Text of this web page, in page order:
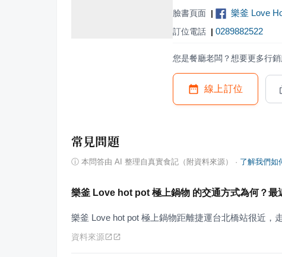
臉書頁面 | 樂釜 Love
訂位電話 | 0289882522
您是餐廳老闆？想要更多行
線上訂位
常見問題
ⓘ 本問答由 AI 整理自真實食記（附資料來源） · 了解我們如
樂釜 Love hot pot 極上鍋物 的交通方式為何？最
樂釜 Love hot pot 極上鍋物距離捷運台北橋站很近，
資料來源